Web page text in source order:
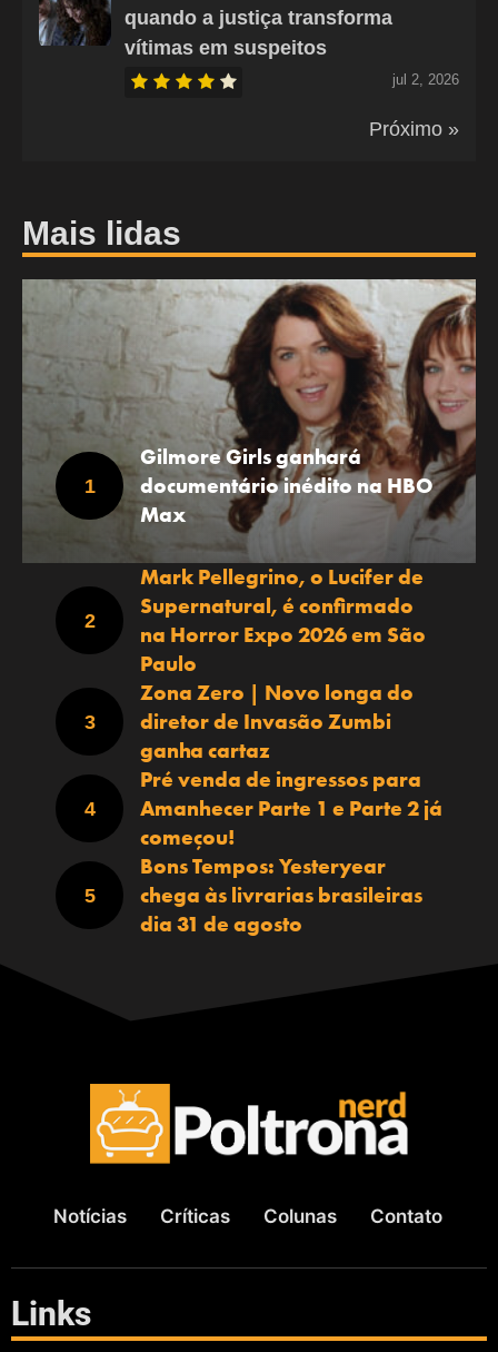
quando a justiça transforma
vítimas em suspeitos
jul 2, 2026
Próximo »
Mais lidas
Gilmore Girls ganhará
documentário inédito na HBO
Max
Mark Pellegrino, o Lucifer de
Supernatural, é confirmado
na Horror Expo 2026 em São
Paulo
Zona Zero | Novo longa do
diretor de Invasão Zumbi
ganha cartaz
Pré venda de ingressos para
Amanhecer Parte 1 e Parte 2 já
começou!
Bons Tempos: Yesteryear
chega às livrarias brasileiras
dia 31 de agosto
Notícias Críticas Colunas Contato
Links